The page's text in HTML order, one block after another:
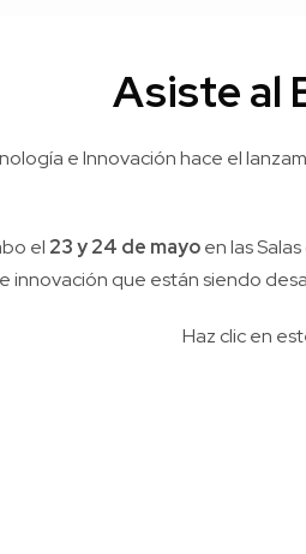
Asiste al
e Innovación hace el
el 23 y 24 de mayoen las
innovación que están siendo
Haz clic en